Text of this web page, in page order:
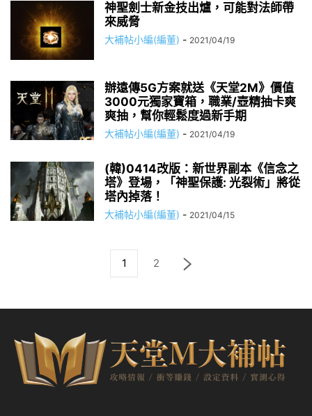
神聖劍士新金技出爐，可能對法師帶
來威脅
大補帖小編(編董) - 2021/04/19
辦遠傳5G方案就送《天堂2M》價值
3000元獨家寶箱，職業/壺精抽卡爽
爽抽，幫你輕鬆度過新手期
大補帖小編(編董) - 2021/04/19
(韓)0414改版：新世界副本《信念之
塔》登場，「神聖保護: 光裂術」將從
塔內掉落！
大補帖小編(編董) - 2021/04/15
1 2